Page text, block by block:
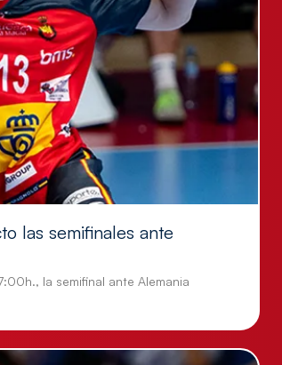
las semifinales ante
la semifinal ante Alemania